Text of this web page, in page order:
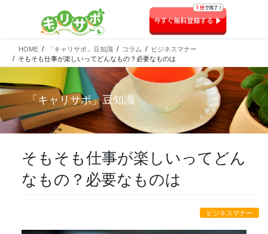
HOME 「キャリサポ」豆知識 コラム
ビジネスマナー
そもそも仕事が楽しいってどんなもの？必要なものは
「キャリサポ」豆知識
そもそも仕事が楽しいってどん
なもの？必要なものは
ビジネスマナー